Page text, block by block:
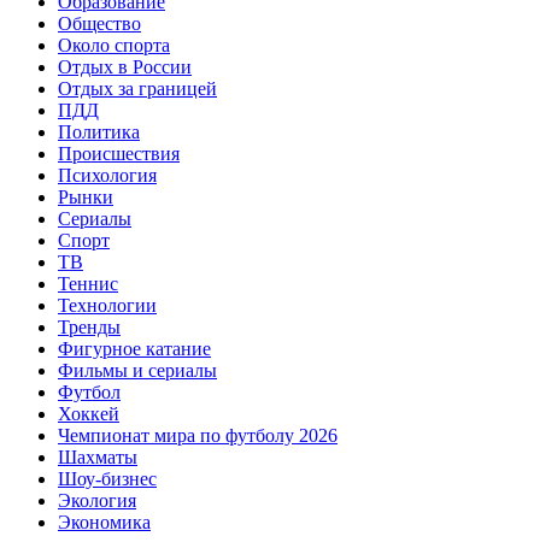
Общество
Около спорта
Отдых в России
Отдых за границей
ПДД
Политика
Происшествия
Психология
Рынки
Сериалы
Спорт
ТВ
Теннис
Технологии
Тренды
Фигурное катание
Фильмы и сериалы
Футбол
Хоккей
Чемпионат мира по футболу 2026
Шахматы
Шоу-бизнес
Экология
Экономика